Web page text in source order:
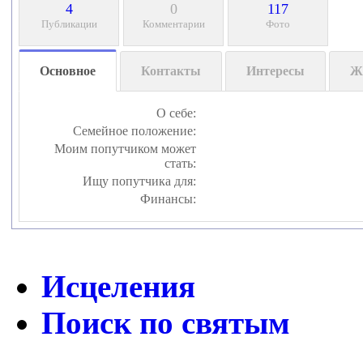
4
Публикации
0
Комментарии
117
Фото
Основное Контакты Интересы
О себе:
Семейное положение:
Моим попутчиком может
стать:
Ищу попутчика для:
Финансы:
Исцеления
Поиск по святым